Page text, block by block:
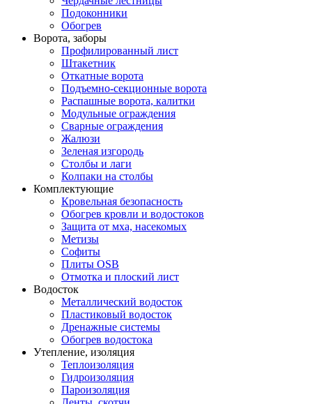
Подоконники
Обогрев
Ворота, заборы
Профилированный лист
Штакетник
Откатные ворота
Подъемно-секционные ворота
Распашные ворота, калитки
Модульные ограждения
Сварные ограждения
Жалюзи
Зеленая изгородь
Столбы и лаги
Колпаки на столбы
Комплектующие
Кровельная безопасность
Обогрев кровли и водостоков
Защита от мха, насекомых
Метизы
Софиты
Плиты OSB
Отмотка и плоский лист
Водосток
Металлический водосток
Пластиковый водосток
Дренажные системы
Обогрев водостока
Утепление, изоляция
Теплоизоляция
Гидроизоляция
Пароизоляция